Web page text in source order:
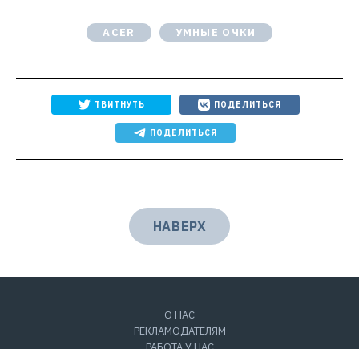
ACER УМНЫЕ ОЧКИ
ТВИТНУТЬ ПОДЕЛИТЬСЯ
ПОДЕЛИТЬСЯ
НАВЕРХ
О НАС
РЕКЛАМОДАТЕЛЯМ